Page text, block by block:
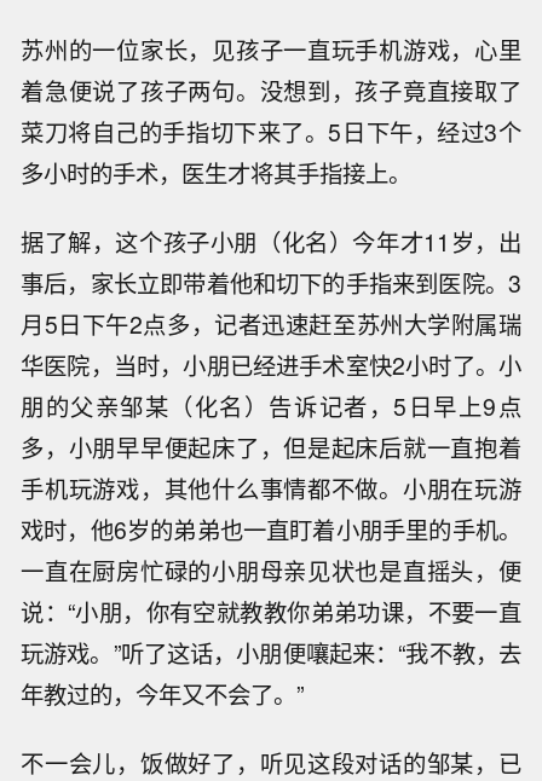
苏州的一位家长，见孩子一直玩手机游戏，心里
着急便说了孩子两句。没想到，孩子竟直接取了
菜刀将自己的手指切下来了。5日下午，经过3个
多小时的手术，医生才将其手指接上。
据了解，这个孩子小朋（化名）今年才11岁，出
事后，家长立即带着他和切下的手指来到医院。3
月5日下午2点多，记者迅速赶至苏州大学附属瑞
华医院，当时，小朋已经进手术室快2小时了。小
朋的父亲邹某（化名）告诉记者，5日早上9点
多，小朋早早便起床了，但是起床后就一直抱着
手机玩游戏，其他什么事情都不做。小朋在玩游
戏时，他6岁的弟弟也一直盯着小朋手里的手机。
一直在厨房忙碌的小朋母亲见状也是直摇头，便
说：“小朋，你有空就教教你弟弟功课，不要一直
玩游戏。”听了这话，小朋便嚷起来：“我不教，去
年教过的，今年又不会了。”
不一会儿，饭做好了，听见这段对话的邹某，已